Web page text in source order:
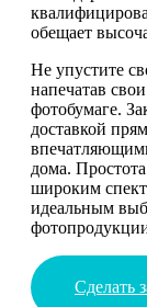
обещает
Не упустите
напечатав
фотобумаге.
доставкой
дома.
широким
идеальным
Сделать